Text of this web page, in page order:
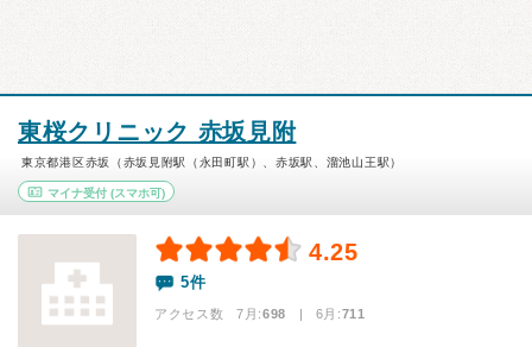
東桜クリニック 赤坂見附
東京都港区赤坂（赤坂見附駅（永田町駅）、赤坂駅、溜池山王駅）
マイナ受付 (スマホ可)
4.25
5件
アクセス数 7月:698 | 6月:711